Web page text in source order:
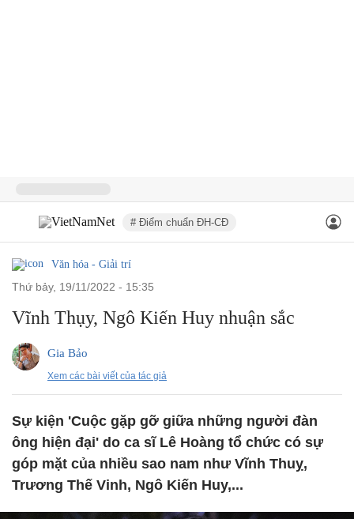
# Điểm chuẩn ĐH-CĐ
Văn hóa - Giải trí
thứ bảy, 19/11/2022 - 15:35
Vĩnh Thụy, Ngô Kiến Huy nhuận sắc
Gia Bảo
Xem các bài viết của tác giả
Sự kiện 'Cuộc gặp gỡ giữa những người đàn
ông hiện đại' do ca sĩ Lê Hoàng tổ chức có sự
góp mặt của nhiều sao nam như Vĩnh Thuỵ,
Trương Thế Vinh, Ngô Kiến Huy,...